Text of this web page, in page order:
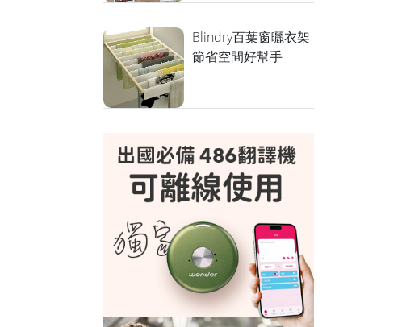
Blindry百葉窗曬衣架
節省空間好幫手